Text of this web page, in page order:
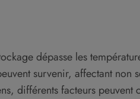
dépasse les
survenir, affectant non
différents facteurs